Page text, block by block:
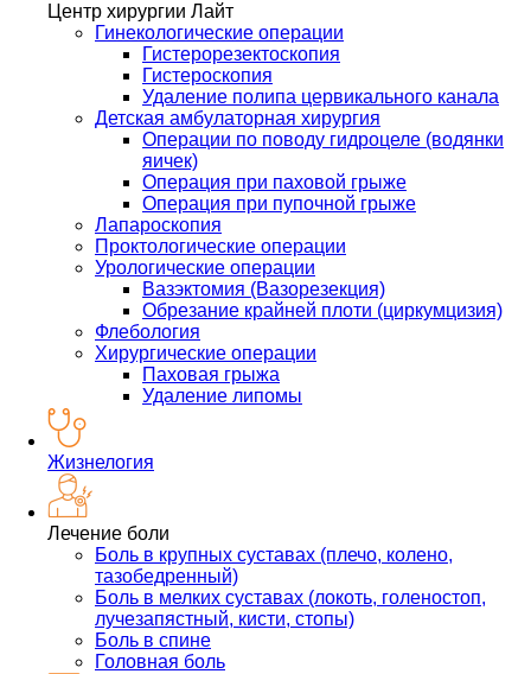
Центр хирургии Лайт
Гинекологические операции
Гистерорезектоскопия
Гистероскопия
Удаление полипа цервикального канала
Детская амбулаторная хирургия
Операции по поводу гидроцеле (водянки
яичек)
Операция при паховой грыже
Операция при пупочной грыже
Лапароскопия
Проктологические операции
Урологические операции
Вазэктомия (Вазорезекция)
Обрезание крайней плоти (циркумцизия)
Флебология
Хирургические операции
Паховая грыжа
Удаление липомы
Жизнелогия
Лечение боли
Боль в крупных суставах (плечо, колено,
тазобедренный)
Боль в мелких суставах (локоть, голеностоп,
лучезапястный, кисти, стопы)
Боль в спине
Головная боль